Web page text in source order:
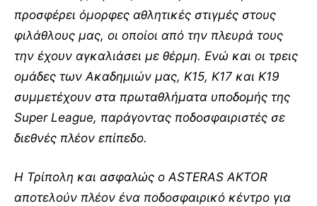
προσφέρει όμορφες αθλητικές στιγμές στους
φιλάθλους μας, οι οποίοι από την πλευρά τους
την έχουν αγκαλιάσει με θέρμη. Ενώ και οι τρεις
ομάδες των Ακαδημιών μας, Κ15, Κ17 και Κ19
συμμετέχουν στα πρωταθλήματα υποδομής της
Super League, παράγοντας ποδοσφαιριστές σε
διεθνές πλέον επίπεδο.
Η Τρίπολη και ασφαλώς ο ASTERAS AKTOR
αποτελούν πλέον ένα ποδοσφαιρικό κέντρο για